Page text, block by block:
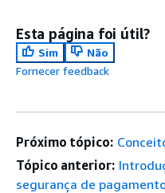
Esta página foi útil?
Sim
Não
Fornecer feedback
Próximo tópico:
Tópico anterior:
segurança de